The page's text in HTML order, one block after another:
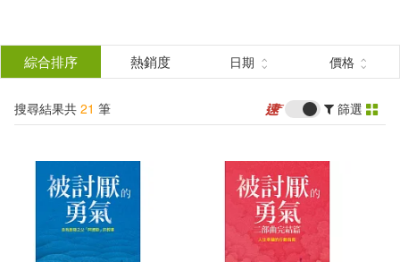
結
分類 (單選)
所有商品(21) 圖書(16)
雜誌(2)
有聲書(1)
綜合排序 熱銷度 日期 價格
搜尋結果共 21 筆 篩選